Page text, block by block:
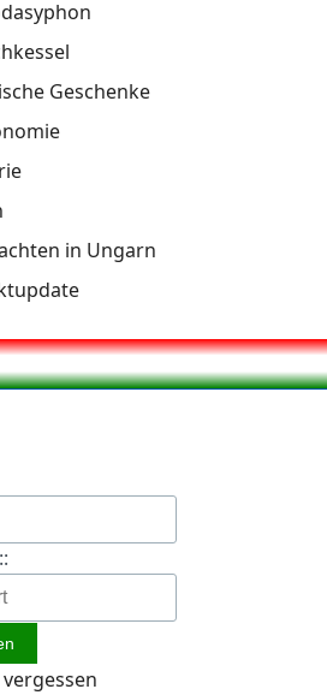
Geschenke
in Ungarn